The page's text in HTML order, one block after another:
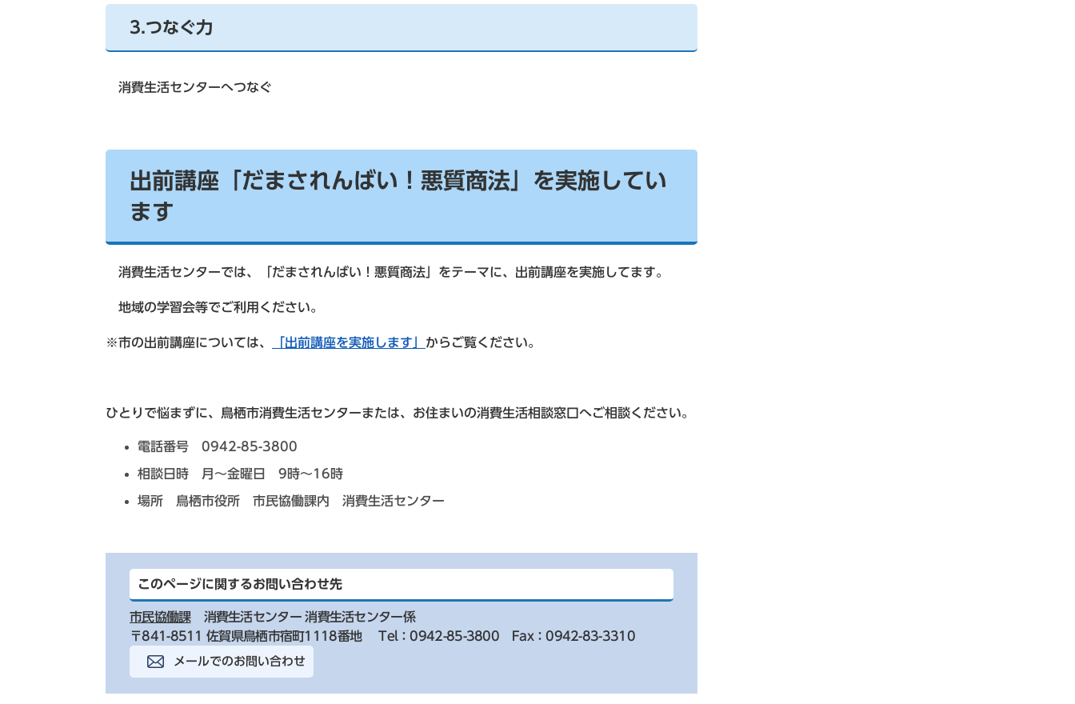
3.つなぐ力
消費生活センターへつなぐ
出前講座「だまされんばい！悪質商法」を実施してい
ます
消費生活センターでは、「だまされんばい！悪質商法」をテーマに、出前講座を実施してます。
地域の学習会等でご利用ください。
※市の出前講座については、 「出前講座を実施します」 からご覧ください。
ひとりで悩まずに、鳥栖市消費生活センターまたは、お住まいの消費生活相談窓口へご相談ください。
電話番号 0942-85-3800
相談日時 月～金曜日 9時～16時
場所 鳥栖市役所 市民協働課内 消費生活センター
このページに関するお問い合わせ先
市民協働課
消費生活センター 消費生活センター係
〒841-8511 佐賀県鳥栖市宿町1118番地
Tel：0942-85-3800 Fax：0942-83-3310
メールでのお問い合わせ